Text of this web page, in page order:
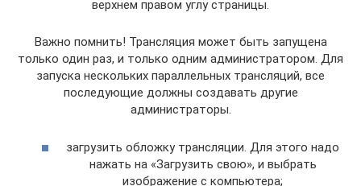
верхнем правом углу страницы.
Важно помнить! Трансляция может быть запущена
только один раз, и только одним администратором. Для
запуска нескольких параллельных трансляций, все
последующие должны создавать другие
администраторы.
загрузить обложку трансляции. Для этого надо
нажать на «Загрузить свою», и выбрать
изображение с компьютера;